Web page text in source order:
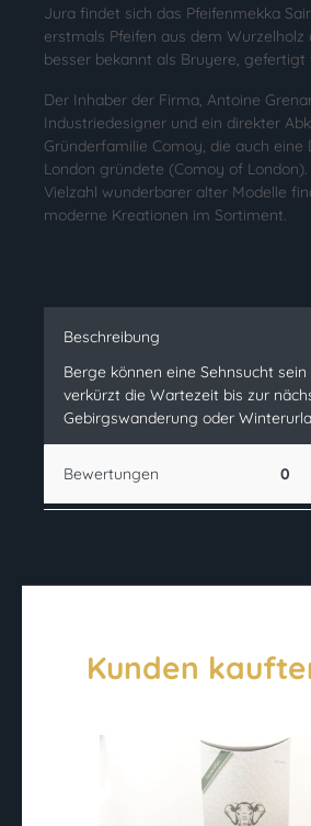
Jura findet sich das Pfeifenmekka
erstmals Pfeifen aus dem Wurzelholz
besser bekannt als Bruyere, gefertigt
Der Inhaber der Firma, Antoine
Industriedesigner und ein direkter
Gründerfamilie Comoy, die auch eine
London gründete (Comoy of
Vielzahl wunderbarer alter Modelle
moderne Kreationen im Sortiment.
Beschreibung
Berge können eine Sehnsucht
verkürzt die Wartezeit bis zur
Gebirgswanderung oder
Bewertungen 0
Kunden